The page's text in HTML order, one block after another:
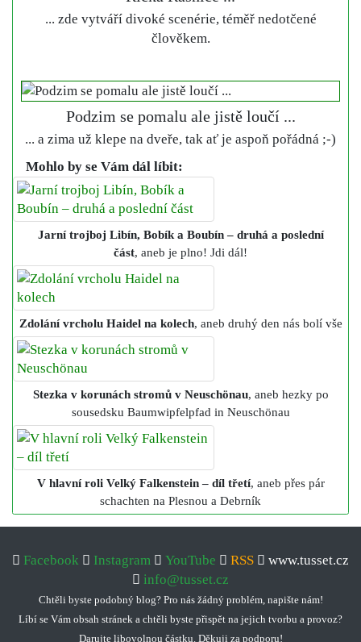
... zde vytváří divoké scenérie, téměř nedotčené
člověkem.
Podzim se pomalu ale jistě loučí ...
... a zima už klepe na dveře, tak ať je aspoň pořádná ;-)
Mohlo by se Vám dál líbit:
Jarní trojboj Libín, Bobík a Boubín – druhá a poslední
část, aneb je plno! Jdi dál!
Zdolání vrcholu Haidel na kolech, aneb druhý den nás bolí vše
Stezka v korunách stromů v Neuschönau, aneb hezky po
sousedsku Baumwipfelpfad in Neuschönau
V hlavní roli Velký Falkenstein – díl třetí, aneb přes pár
schachten na Plesnou a Debrník
Facebook Instagram YouTube RSS
www.tusset.cz
info@tusset.cz
Chtěli byste podobný blog? Pro nás žádný problém, napište nám!
Líbí se Vám obsah stránek a chtěli byste přispět na jejich tvorbu a provoz?
Darujte libovolnou částku. Děkuji za podporu!